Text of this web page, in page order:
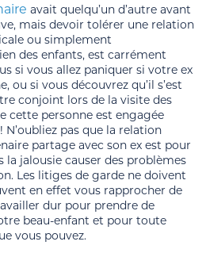
avait quelqu’un d’autre avant
mais devoir tolérer une relation
ou simplement
des enfants, est carrément
si vous allez paniquer si votre ex
ou si vous découvrez qu’il s’est
conjoint lors de la visite des
cette personne est engagée
pas que la relation
partage avec son ex est pour
la jalousie causer des problèmes
Les litiges de garde ne doivent
en effet vous rapprocher de
dur pour prendre de
beau-enfant et pour toute
vous pouvez.